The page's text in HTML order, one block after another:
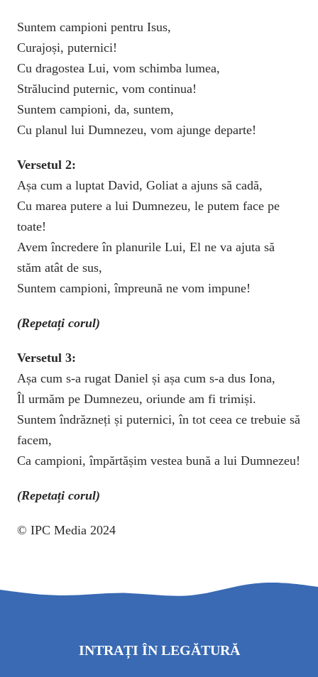
Suntem campioni pentru Isus,
Curajoși, puternici!
Cu dragostea Lui, vom schimba lumea,
Strălucind puternic, vom continua!
Suntem campioni, da, suntem,
Cu planul lui Dumnezeu, vom ajunge departe!
Versetul 2:
Așa cum a luptat David, Goliat a ajuns să cadă,
Cu marea putere a lui Dumnezeu, le putem face pe
toate!
Avem încredere în planurile Lui, El ne va ajuta să
stăm atât de sus,
Suntem campioni, împreună ne vom impune!
(Repetați corul)
Versetul 3:
Așa cum s-a rugat Daniel și așa cum s-a dus Iona,
Îl urmăm pe Dumnezeu, oriunde am fi trimiși.
Suntem îndrăzneți și puternici, în tot ceea ce trebuie să
facem,
Ca campioni, împărtășim vestea bună a lui Dumnezeu!
(Repetați corul)
© IPC Media 2024
INTRAȚI ÎN LEGĂTURĂ